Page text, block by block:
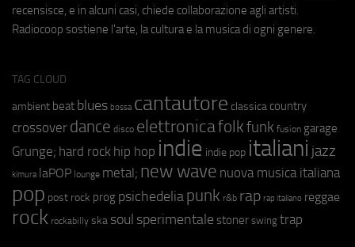
recensisce, e in alcuni casi, chiede collaborazione agli artisti.
Radiocoop sostiene l'arte, la cultura e la musica di ogni genere.
TAG CLOUD
ambient beat blues bossa cantautore classica country
crossover dance disco elettronicafolkfunk fusion garage
Grunge; hard rock hip hop indie indie pop italiani jazz
kimura laPOP lounge metal; new wave nuova musica italiana
pop post rock prog psichedeliapunk r&b rap rap italiano reggae
rock rockabilly ska soul sperimentale stoner swing trap